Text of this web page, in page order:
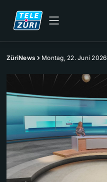
ZüriNews Montag, 22. Juni 2026